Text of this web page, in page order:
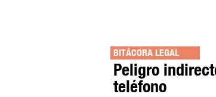
BITÁCORA LEGAL
Peligro
teléfono